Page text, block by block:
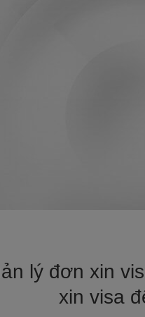
lý đơn xin
xin visa